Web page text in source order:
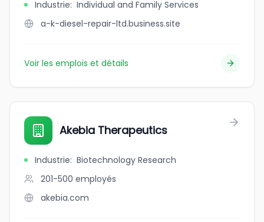
Industrie: Individual and Family Services
a-k-diesel-repair-ltd.business.site
Voir les emplois et détails
Akebia Therapeutics
Industrie: Biotechnology Research
201-500 employés
akebia.com